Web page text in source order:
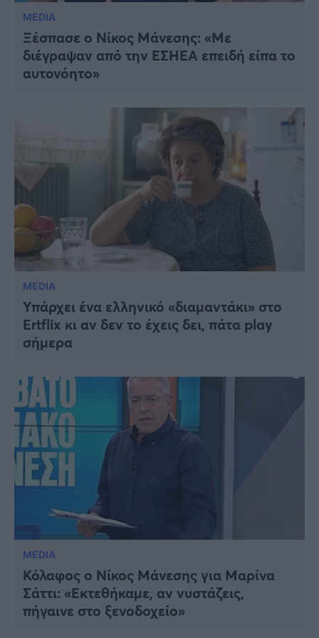
MEDIA
Ξέσπασε ο Νίκος Μάνεσης: «Με
διέγραψαν από την ΕΣΗΕΑ επειδή είπα το
αυτονόητο»
MEDIA
Υπάρχει ένα ελληνικό «διαμαντάκι» στο
Ertflix κι αν δεν το έχεις δει, πάτα play
σήμερα
MEDIA
Κόλαφος ο Νίκος Μάνεσης για Μαρίνα
Σάττι: «Εκτεθήκαμε, αν νυστάζεις,
πήγαινε στο ξενοδοχείο»